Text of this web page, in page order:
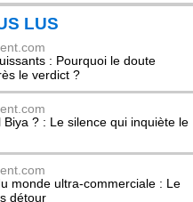
LUS
: Pourquoi le doute
le verdict ?
Biya ? : Le silence qui inquiète le
monde ultra-commerciale : Le
détour